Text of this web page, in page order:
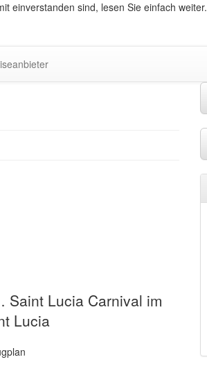
einverstanden sind, lesen Sie einfach weiter.
Saint Lucia Carnival im
Lucia